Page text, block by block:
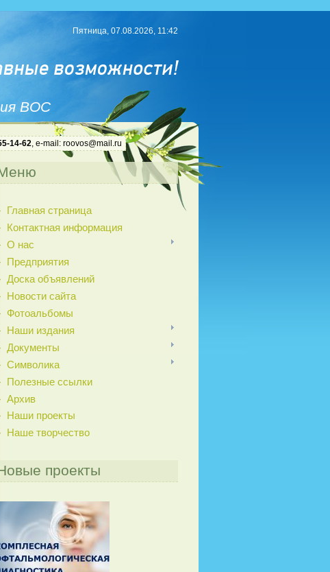
ВОС
Пятница, 07.08.2026, 11:42
14-62, e-mail: roovos@mail.ru
Главная страница
Контактная информация
О нас
Предприятия
Доска объявлений
Новости сайта
Фотоальбомы
Наши издания
Документы
Символика
Полезные ссылки
Архив
Наши проекты
Наше творчество
проекты